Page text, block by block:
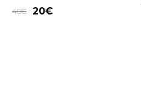
40€ 20€